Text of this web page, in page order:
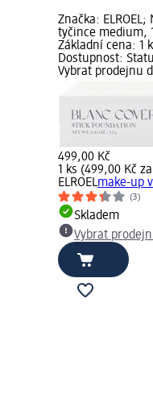
Značka:
tyčince medium,
Základní cena: 1
Dostupnost:
Vybrat prodejnu
499,00 Kč
1 ks (499,00 Kč
ELROELmake-up
(3)
Skladem
Vybrat